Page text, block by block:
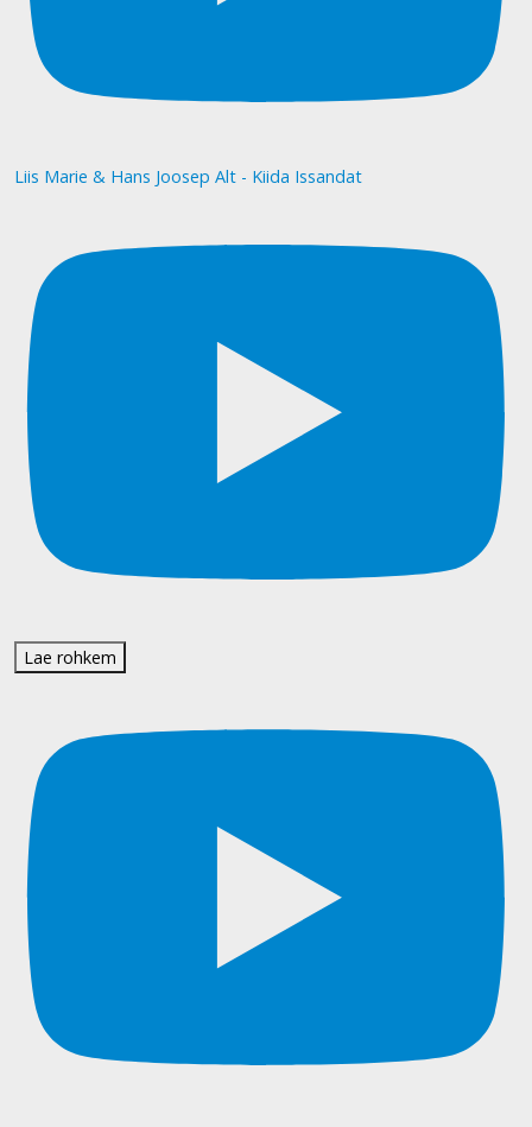
Liis Marie & Hans Joosep Alt - Kiida Issandat
Lae rohkem